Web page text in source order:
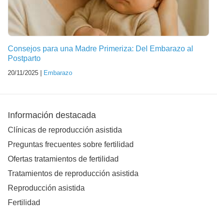
Consejos para una Madre Primeriza: Del Embarazo al
Postparto
20/11/2025 | Embarazo
Información destacada
Clínicas de reproducción asistida
Preguntas frecuentes sobre fertilidad
Ofertas tratamientos de fertilidad
Tratamientos de reproducción asistida
Reproducción asistida
Fertilidad